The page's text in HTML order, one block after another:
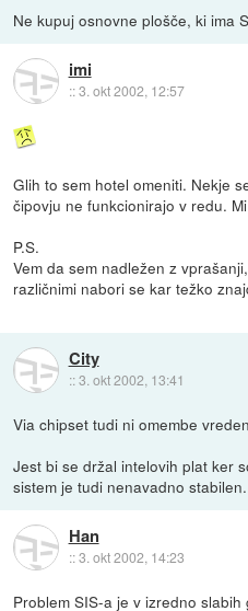
Ne kupuj osnovne plošče, ki ima
imi
::3. okt 2002, 12:57
Glih to sem hotel omeniti. Nekje
čipovju ne funkcionirajo v redu.
P.S.
Vem da sem nadležen z
različnimi nabori se kar težko
City
::3. okt 2002, 13:41
Via chipset tudi ni omembe
Jest bi se držal intelovih plat ker
sistem je tudi nenavadno stabilen.
Han
::3. okt 2002, 14:23
Problem SIS-a je v izredno